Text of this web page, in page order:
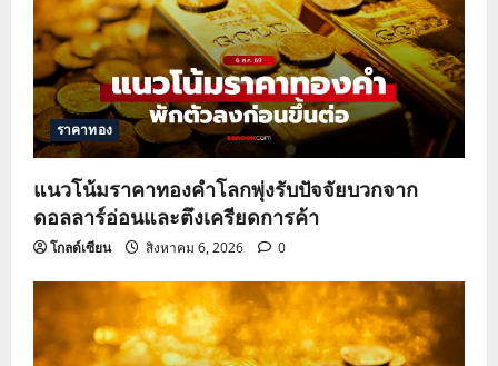
ราคาทอง
แนวโน้มราคาทองคำโลกพุ่งรับปัจจัยบวกจาก
ดอลลาร์อ่อนและตึงเครียดการค้า
โกลด์เซียน สิงหาคม 6, 2026 0